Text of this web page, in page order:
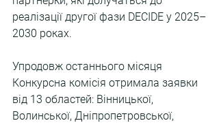
реалізації другої фази DECIDE у 2025–
2030 роках.
Упродовж останнього місяця
Конкурсна комісія отримала заявки
від 13 областей: Вінницької,
Волинської, Дніпропетровської,